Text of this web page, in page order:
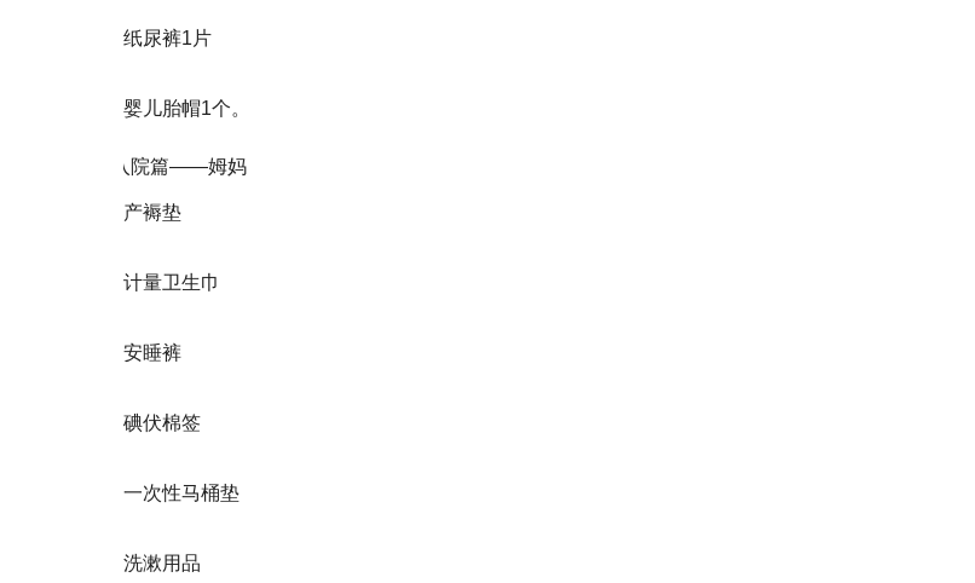
纸尿裤1片
婴儿胎帽1个。
入院篇——姆妈
产褥垫
计量卫生巾
安睡裤
碘伏棉签
一次性马桶垫
洗漱用品